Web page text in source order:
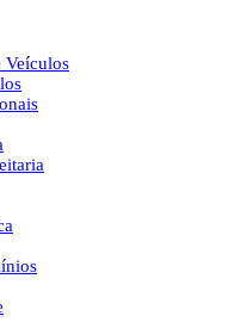
Veículos